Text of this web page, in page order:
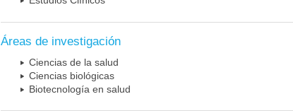
Áreas de investigación
Ciencias de la salud
Ciencias biológicas
Biotecnología en salud